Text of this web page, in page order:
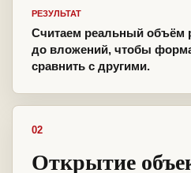
РЕЗУЛЬТАТ
Считаем реальный объём
до вложений, чтобы
сравнить с другими.
02
Открытие